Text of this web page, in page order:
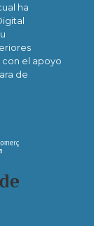
ha
con el apoyo
de